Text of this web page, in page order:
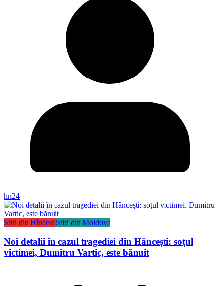
hn24
Știri din HînceștiȘtiri din Moldova
Noi detalii în cazul tragediei din Hâncești: soțul
victimei, Dumitru Vartic, este bănuit